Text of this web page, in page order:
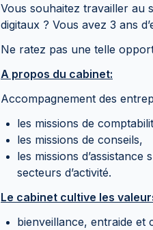
Vous souhaitez travailler au
digitaux ? Vous avez 3 ans
Ne ratez pas une telle
A propos du cabinet:
Accompagnement des
les missions de
les missions de conseils,
les missions
secteurs d’activité.
Le cabinet cultive les
bienveillance, entraide et